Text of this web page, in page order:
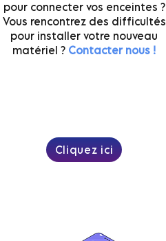
pour connecter vos enceintes ?
Vous rencontrez des difficultés
pour installer votre nouveau
matériel ? Contacter nous !
Cliquez ici